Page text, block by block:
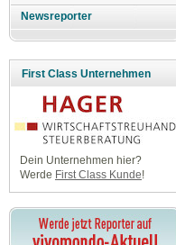
Newsreporter
First Class Unternehmen
Dein Unternehmen hier?
Werde First Class Kunde!